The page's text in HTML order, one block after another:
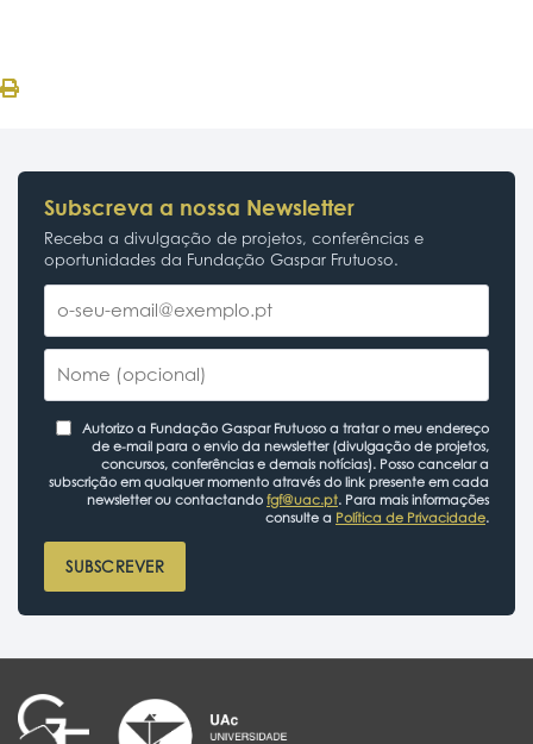
Subscreva a nossa Newsletter
Receba a divulgação de projetos, conferências e
oportunidades da Fundação Gaspar Frutuoso.
Autorizo a Fundação Gaspar Frutuoso a tratar o meu endereço
de e-mail para o envio da newsletter (divulgação de projetos,
concursos, conferências e demais notícias). Posso cancelar a
subscrição em qualquer momento através do link presente em cada
newsletter ou contactando fgf@uac.pt. Para mais informações
consulte a Política de Privacidade.
SUBSCREVER